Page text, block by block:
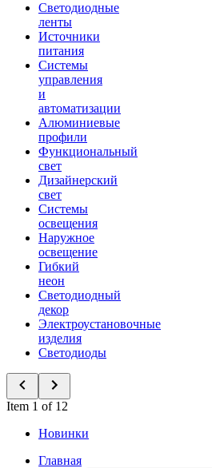
Светодиодные
ленты
Источники
питания
Системы
управления
и
автоматизации
Алюминиевые
профили
Функциональный
свет
Дизайнерский
свет
Системы
освещения
Наружное
освещение
Гибкий
неон
Светодиодный
декор
Электроустановочные
изделия
Светодиоды
Item 1 of 12
Новинки
Главная